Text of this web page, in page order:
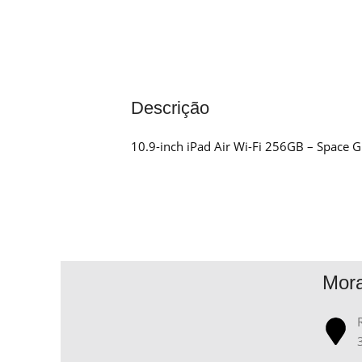
Descrição
10.9-inch iPad Air Wi-Fi 256GB – Space